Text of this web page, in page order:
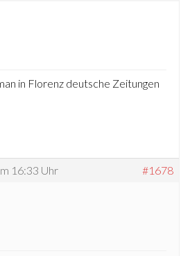
in Florenz deutsche Zeitungen
16:33 Uhr #1678